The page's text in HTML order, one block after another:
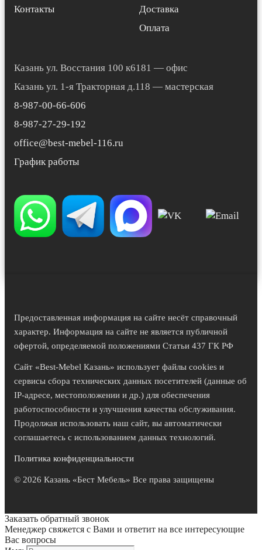
Контакты
Доставка
Оплата
Казань ул. Восстания 100 к6181 — офис
Казань ул. 1-я Тракторная д.118 — мастерская
8-987-00-66-606
8-987-27-29-192
office@best-mebel-116.ru
График работы
Предоставленная информация на сайте несёт справочный
характер. Информация на сайте не является публичной
офертой, определяемой положениями Статьи 437 ГК РФ
Сайт «Best-Mebel Казань» использует файлы cookies и
сервисы сбора технических данных посетителей (данные об
IP-адресе, местоположении и др.) для обеспечения
работоспособности и улучшения качества обслуживания.
Продолжая использовать наш сайт, вы автоматически
соглашаетесь с использованием данных технологий.
Политика конфиденциальности
© 2026 Казань «Бест Мебель» Все права защищены
Заказать обратный звонок
Менеджер свяжется с Вами и ответит на все интересующие
Вас вопросы